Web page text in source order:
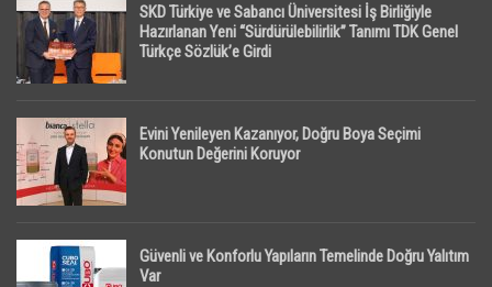
SKD Türkiye ve Sabancı Üniversitesi İş Birliğiyle
Hazırlanan Yeni “Sürdürülebilirlik” Tanımı TDK Genel
Türkçe Sözlük’e Girdi
Evini Yenileyen Kazanıyor, Doğru Boya Seçimi
Konutun Değerini Koruyor
Güvenli ve Konforlu Yapıların Temelinde Doğru Yalıtım
Var